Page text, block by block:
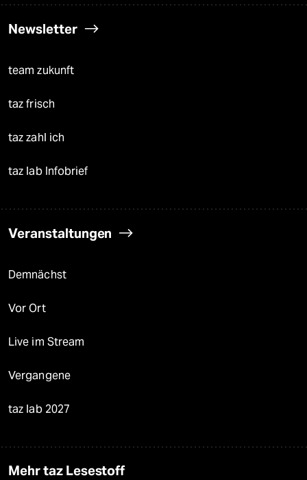
Newsletter
team zukunft
taz frisch
taz zahl ich
taz lab Infobrief
Veranstaltungen
Demnächst
Vor Ort
Live im Stream
Vergangene
taz lab 2027
Mehr taz Lesestoff